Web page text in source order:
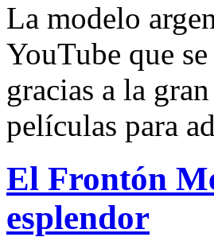
La modelo
YouTube que
gracias a la
películas para
El Frontón
esplendor